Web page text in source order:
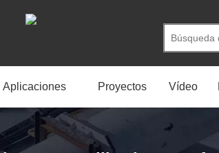
Aplicaciones Proyectos Vídeo